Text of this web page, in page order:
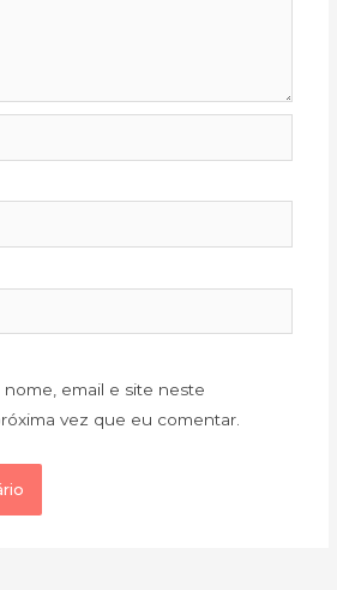
email e site neste
vez que eu comentar.